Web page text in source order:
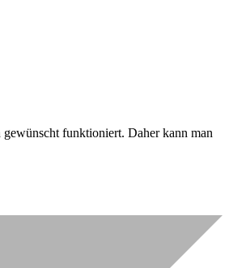
funktioniert. Daher kann man